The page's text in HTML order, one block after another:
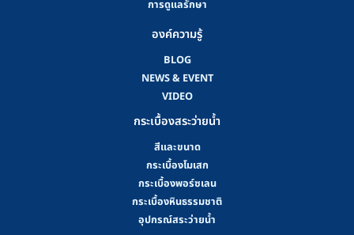
การดูแลรักษา
องค์ความรู้
BLOG
NEWS & EVENT
VIDEO
กระเบื้องสระว่ายน้ำ
สีและขนาด
กระเบื้องโมเสก
กระเบื้องพอร์ซเลน
กระเบื้องหินธรรมชาติ
อุปกรณ์สระว่ายน้ำ